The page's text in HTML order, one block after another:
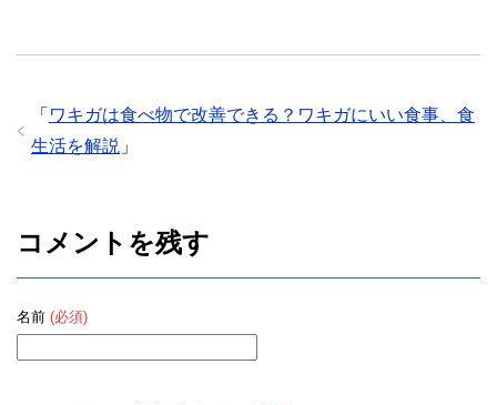
「 ワキガは食べ物で改善できる？ワキガにいい食事、食
生活を解説 」
コメントを残す
名前 (必須)